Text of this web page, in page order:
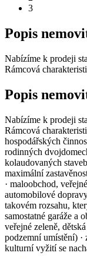
3
Popis
Nabízíme k prodeji
Rámcová
Popis
Nabízíme k prodeji
Rámcová
hospodářských
rodinných
kolaudovaných
maximální
· maloobchod,
automobilové
takovém rozsahu,
samostatné garáže a
veřejné zeleně,
podzemní umístění)
kulturní vyžití se